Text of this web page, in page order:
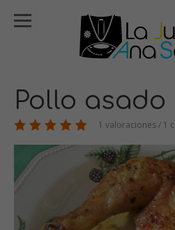
Pollo asado
1 valoraciones / 1